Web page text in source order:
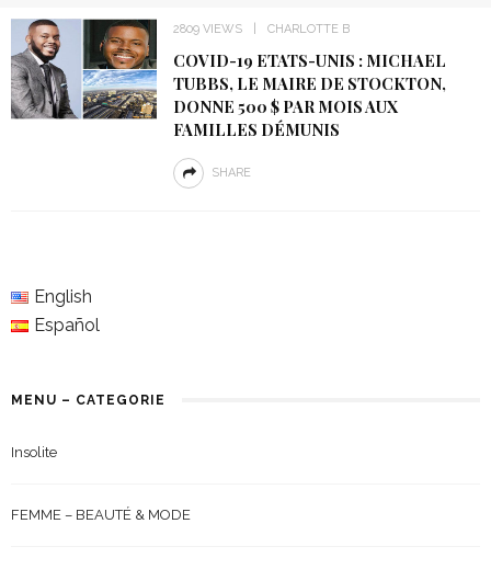
2809 VIEWS CHARLOTTE B
COVID-19 ETATS-UNIS : MICHAEL
TUBBS, LE MAIRE DE STOCKTON,
DONNE 500 $ PAR MOIS AUX
FAMILLES DÉMUNIS
SHARE
English
Español
MENU – CATEGORIE
Insolite
FEMME – BEAUTÉ & MODE